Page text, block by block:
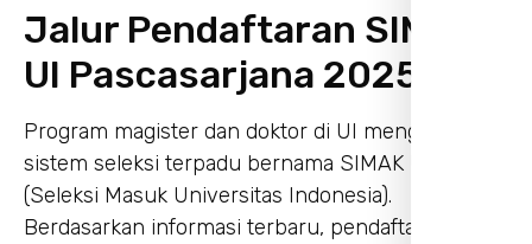
Jalur Pendaftaran SIMAK
UI Pascasarjana 2025
Program magister dan doktor di UI menggunakan
sistem seleksi terpadu bernama SIMAK UI
(Seleksi Masuk Universitas Indonesia).
Berdasarkan informasi terbaru, pendaftaran